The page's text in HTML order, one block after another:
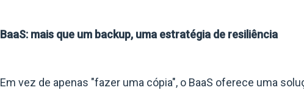
BaaS: mais que um backup, uma estratégia de resiliência
Em vez de apenas "fazer uma cópia", o BaaS oferece uma